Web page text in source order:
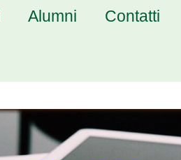
Alumni Contatti